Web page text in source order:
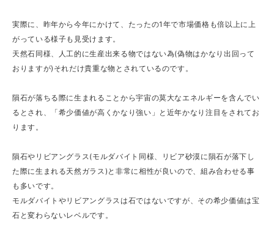
実際に、昨年から今年にかけて、たったの1年で市場価格も倍以上に上
がっている様子も見受けます。
天然石同様、人工的に生産出来る物ではない為(偽物はかなり出回って
おりますが)それだけ貴重な物とされているのです。
隕石が落ちる際に生まれることから宇宙の莫大なエネルギーを含んでい
るとされ、「希少価値が高くかなり強い」と近年かなり注目をされてお
ります。
隕石やリビアングラス(モルダバイト同様、リビア砂漠に隕石が落下し
た際に生まれる天然ガラス)と非常に相性が良いので、組み合わせる事
も多いです。
モルダバイトやリビアングラスは石ではないですが、その希少価値は宝
石と変わらないレベルです。